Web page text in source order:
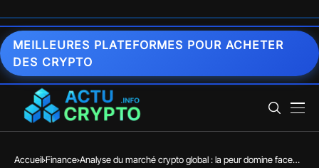
MEILLEURES PLATEFORMES POUR ACHETER
DES CRYPTO
Accueil Finance Analyse du marché crypto global : la peur domine face